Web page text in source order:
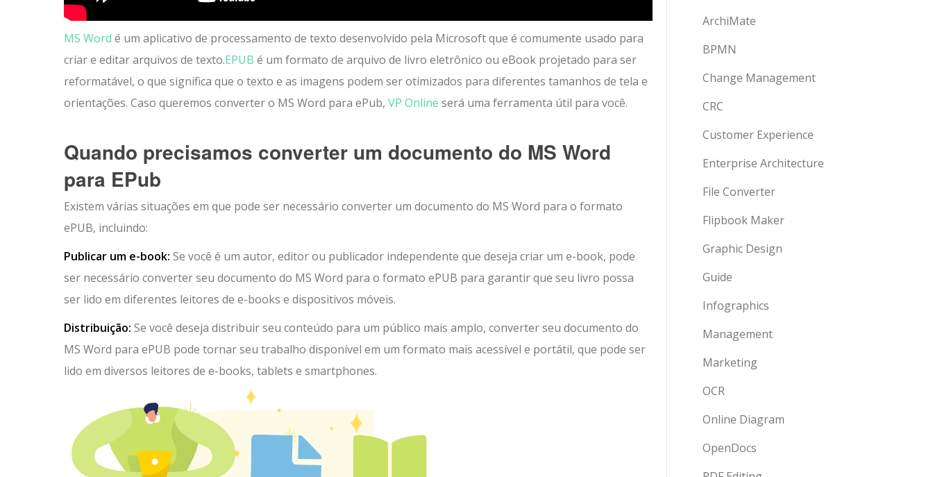
MS Word é um aplicativo de processamento de texto desenvolvido pela Microsoft que é comumente usado para
criar e editar arquivos de texto.EPUB é um formato de arquivo de livro eletrônico ou eBook projetado para ser
reformatável, o que significa que o texto e as imagens podem ser otimizados para diferentes tamanhos de tela e
orientações. Caso queremos converter o MS Word para ePub, VP Online será uma ferramenta útil para você.
Quando precisamos converter um documento do MS Word
para EPub
Existem várias situações em que pode ser necessário converter um documento do MS Word para o formato
ePUB, incluindo:
Publicar um e-book: Se você é um autor, editor ou publicador independente que deseja criar um e-book, pode
ser necessário converter seu documento do MS Word para o formato ePUB para garantir que seu livro possa
ser lido em diferentes leitores de e-books e dispositivos móveis.
Distribuição: Se você deseja distribuir seu conteúdo para um público mais amplo, converter seu documento do
MS Word para ePUB pode tornar seu trabalho disponível em um formato mais acessível e portátil, que pode ser
lido em diversos leitores de e-books, tablets e smartphones.
ArchiMate
BPMN
Change Management
CRC
Customer Experience
Enterprise Architecture
File Converter
Flipbook Maker
Graphic Design
Guide
Infographics
Management
Marketing
OCR
Online Diagram
OpenDocs